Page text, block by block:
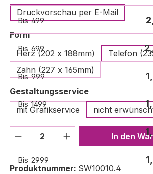
Bis 499
Bis 699
Bis 999
Bis 1499
1999
Bis 2999
Druckvorschau per E-Mail
Formauswählen
Herz (202 x 188mm)
Telefon
Zahn (227 x 165mm)
Gestaltungsserviceauswählen
mit Grafikservice
nicht
Produkt Anzahl: Gib den
In den
Produktnummer: SW10010.4